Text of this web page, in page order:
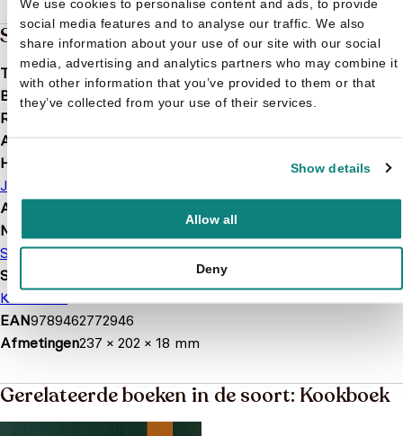
We use cookies to personalise content and ads, to provide
social media features and to analyse our traffic. We also
share information about your use of our site with our social
media, advertising and analytics partners who may combine it
with other information that you’ve provided to them or that
they’ve collected from your use of their services.
Show details
Allow all
Deny
Specificaties
Taalnl
Bindwijze
Hardcover
Releasedatum
Aantal pagina's118
Hoofdauteur
Johan Segers
Afbeelding
Merk
Studio 100
Soort boek
Kookboek
EAN9789462772946
Afmetingen237 × 202 × 18 mm
Gerelateerde boeken in de soort: Kookboek